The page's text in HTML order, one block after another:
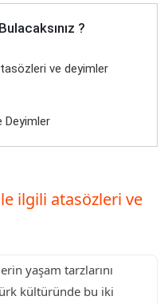
?
ve deyimler
Deyimler
ilgili atasözleri ve
yaşam tarzlarını
kültüründe bu iki